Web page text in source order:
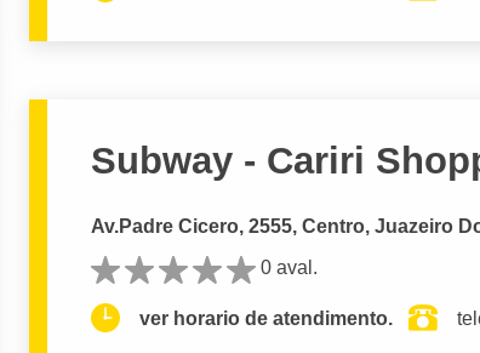
Subway - Cariri
Av.Padre Cicero, 2555, Centro, Juazeiro
0 aval.
ver horario de atendimento.